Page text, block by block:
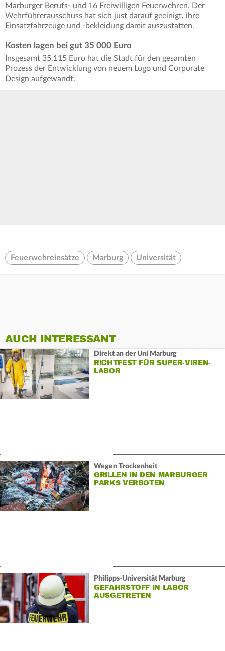
Marburger Berufs- und 16 Freiwilligen Feuerwehren. Der
Wehrführerausschuss hat sich just darauf geeinigt, ihre
Einsatzfahrzeuge und -bekleidung damit auszustatten.
Kosten lagen bei gut 35 000 Euro
Insgesamt 35.115 Euro hat die Stadt für den gesamten
Prozess der Entwicklung von neuem Logo und Corporate
Design aufgewandt.
Feuerwehreinsätze Marburg Universität
AUCH INTERESSANT
Direkt an der Uni Marburg
RICHTFEST FÜR SUPER-VIREN-
LABOR
Wegen Trockenheit
GRILLEN IN DEN MARBURGER
PARKS VERBOTEN
Philipps-Universität Marburg
GEFAHRSTOFF IN LABOR
AUSGETRETEN